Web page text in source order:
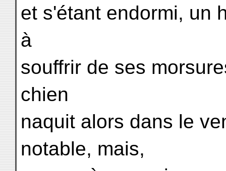
et s'étant endormi, un
à
souffrir de ses
chien
naquit alors dans le
notable, mais,